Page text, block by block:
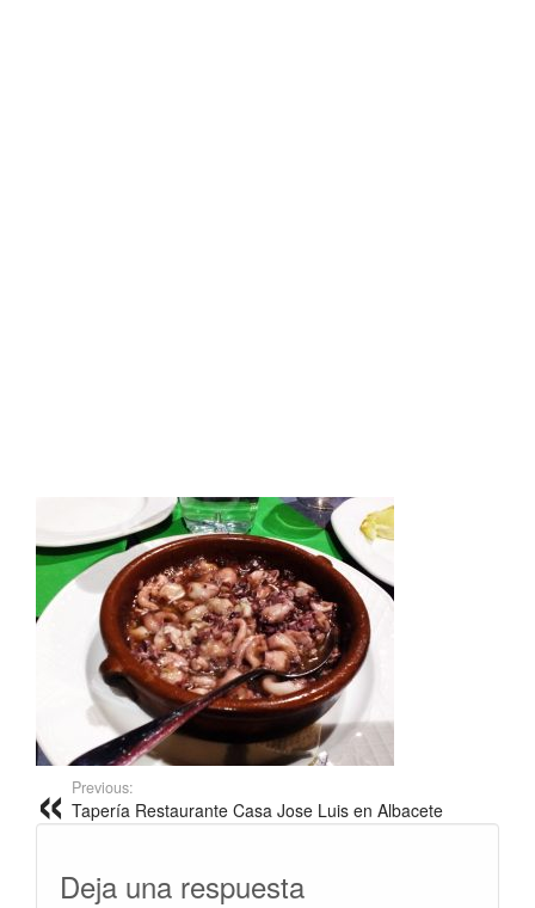
Previous:
Tapería Restaurante Casa Jose Luis en Albacete
Deja una respuesta